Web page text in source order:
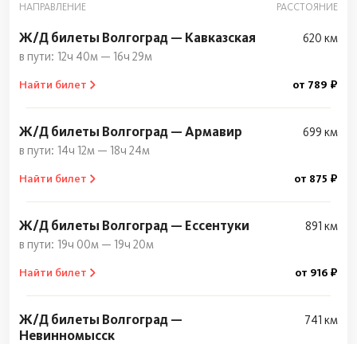
НАПРАВЛЕНИЕ РАССТОЯНИЕ
Ж/Д билеты Волгоград — Кавказская
620 км
12ч 40м — 16ч 29м
Найти билет от 789 ₽
Ж/Д билеты Волгоград — Армавир
699 км
14ч 12м — 18ч 24м
Найти билет от 875 ₽
Ж/Д билеты Волгоград — Ессентуки
891 км
19ч 00м — 19ч 20м
Найти билет от 916 ₽
Ж/Д билеты Волгоград —
Невинномысск
741 км